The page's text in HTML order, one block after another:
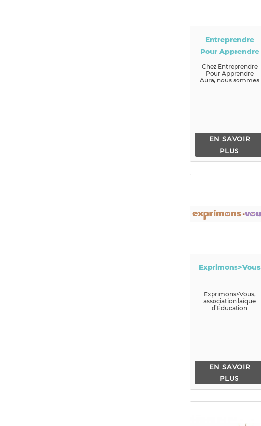
Entreprendre
Pour Apprendre
Chez Entreprendre
Pour Apprendre
Aura, nous sommes
EN SAVOIR
PLUS
Exprimons>Vous
Exprimons>Vous,
association laïque
d’Éducation
EN SAVOIR
PLUS